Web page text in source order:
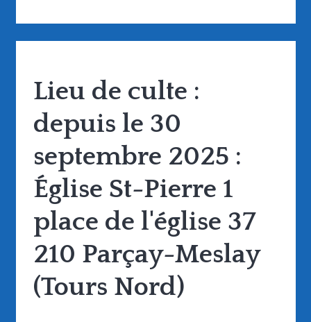
Lieu de culte :
depuis le 30
septembre 2025 :
Église St-Pierre 1
place de l'église 37
210 Parçay-Meslay
(Tours Nord)